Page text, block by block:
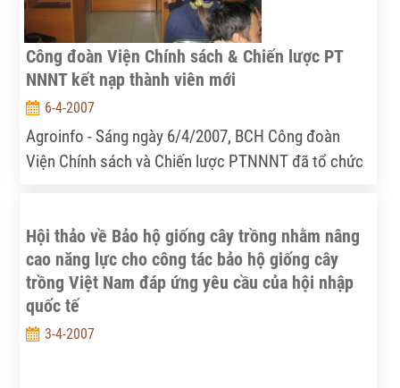
nhân dân là nguồn gốc của các bất ổn mà chúng ta
ngày nay vẫn phải xử lý từ các điểm nóng chính trị xã
hội ở nông thôn vừa qua như Thái bình, Tây
nguyên,...
Công đoàn Viện Chính sách & Chiến lược PT
NNNT kết nạp thành viên mới
6-4-2007
Agroinfo - Sáng ngày 6/4/2007, BCH Công đoàn
Viện Chính sách và Chiến lược PTNNNT đã tổ chức
đoàn viên được xét kết nạp.
Hội thảo về Bảo hộ giống cây trồng nhằm nâng
cao năng lực cho công tác bảo hộ giống cây
trồng Việt Nam đáp ứng yêu cầu của hội nhập
quốc tế
3-4-2007